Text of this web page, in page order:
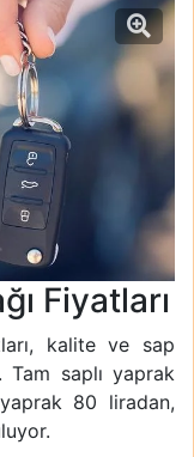
Fiyatları
kalite ve sap
Tam saplı yaprak
80 liradan,